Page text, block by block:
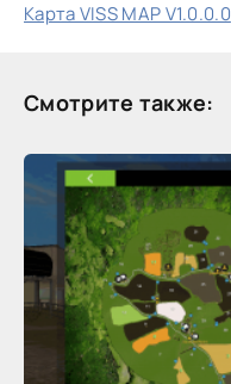
Карта VISS MAP V1.0.0.0
Смотрите также: